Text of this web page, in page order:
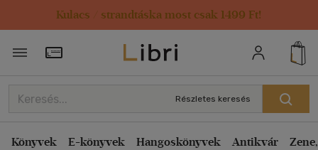
Kulacs / strandtáska most csak 1499 Ft!
Törzsvásárlói Kártya adatai
Részletes keresés
Könyvek E-könyvek Hangoskönyvek Antikvár